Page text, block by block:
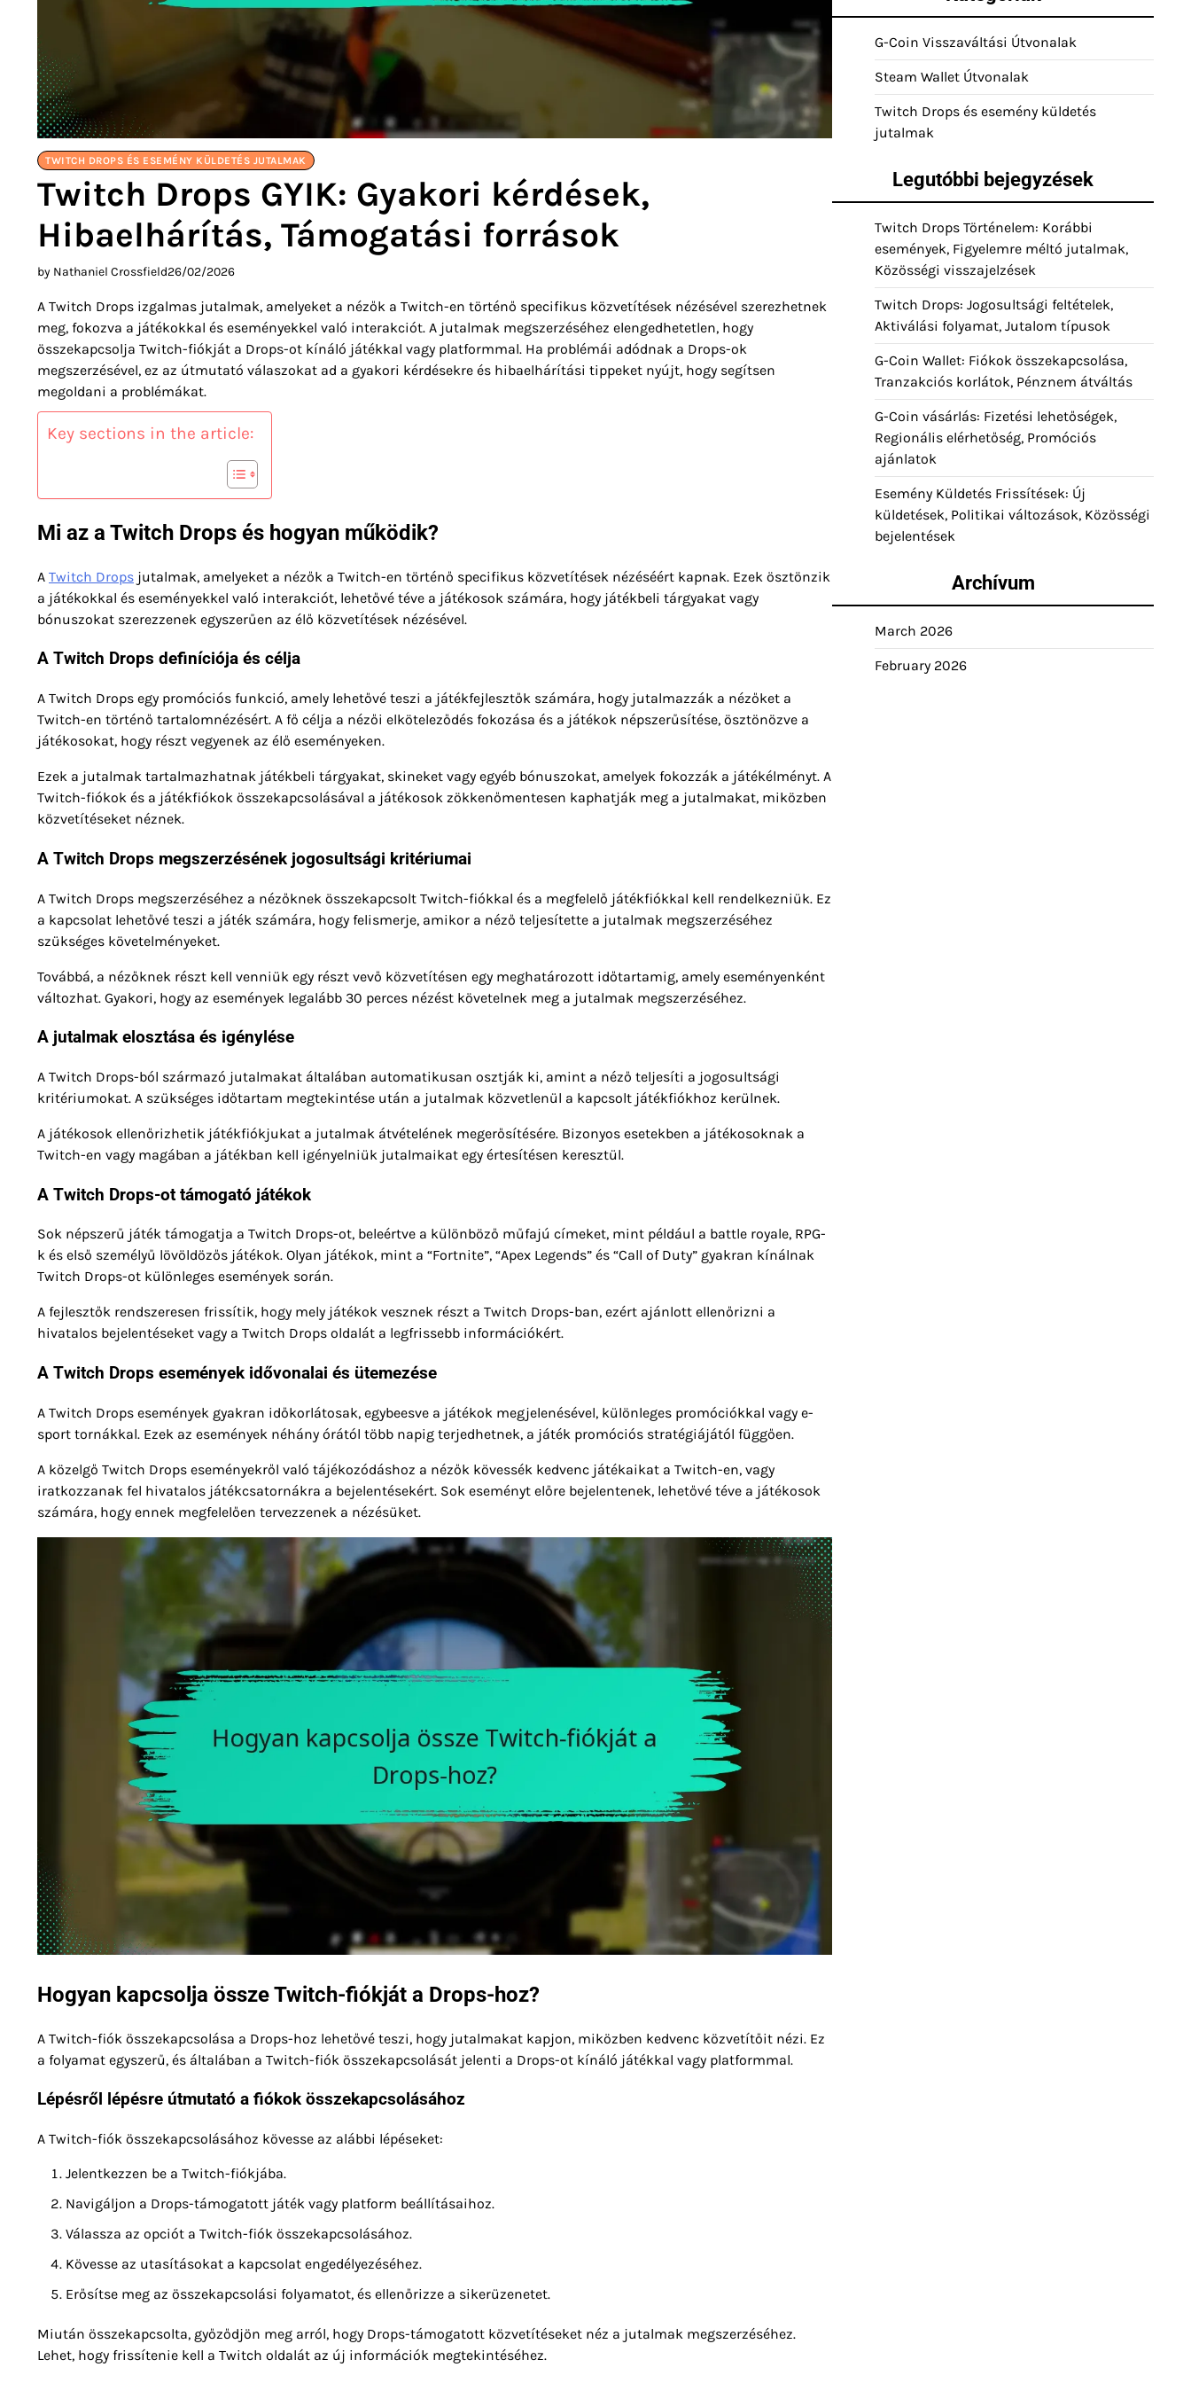
TWITCH DROPS ÉS ESEMÉNY KÜLDETÉS JUTALMAK
Twitch Drops GYIK: Gyakori kérdések,
Hibaelhárítás, Támogatási források
by Nathaniel Crossfield26/02/2026
A Twitch Drops izgalmas jutalmak, amelyeket a nézők a Twitch-en történő specifikus közvetítések nézésével szerezhetnek
meg, fokozva a játékokkal és eseményekkel való interakciót. A jutalmak megszerzéséhez elengedhetetlen, hogy
összekapcsolja Twitch-fiókját a Drops-ot kínáló játékkal vagy platformmal. Ha problémái adódnak a Drops-ok
megszerzésével, ez az útmutató válaszokat ad a gyakori kérdésekre és hibaelhárítási tippeket nyújt, hogy segítsen
megoldani a problémákat.
Key sections in the article:
Mi az a Twitch Drops és hogyan működik?
A Twitch Drops jutalmak, amelyeket a nézők a Twitch-en történő specifikus közvetítések nézéséért kapnak. Ezek ösztönzik
a játékokkal és eseményekkel való interakciót, lehetővé téve a játékosok számára, hogy játékbeli tárgyakat vagy
bónuszokat szerezzenek egyszerűen az élő közvetítések nézésével.
A Twitch Drops definíciója és célja
A Twitch Drops egy promóciós funkció, amely lehetővé teszi a játékfejlesztők számára, hogy jutalmazzák a nézőket a
Twitch-en történő tartalomnézésért. A fő célja a nézői elköteleződés fokozása és a játékok népszerűsítése, ösztönözve a
játékosokat, hogy részt vegyenek az élő eseményeken.
Ezek a jutalmak tartalmazhatnak játékbeli tárgyakat, skineket vagy egyéb bónuszokat, amelyek fokozzák a játékélményt. A
Twitch-fiókok és a játékfiókok összekapcsolásával a játékosok zökkenőmentesen kaphatják meg a jutalmakat, miközben
közvetítéseket néznek.
A Twitch Drops megszerzésének jogosultsági kritériumai
A Twitch Drops megszerzéséhez a nézőknek összekapcsolt Twitch-fiókkal és a megfelelő játékfiókkal kell rendelkezniük. Ez
a kapcsolat lehetővé teszi a játék számára, hogy felismerje, amikor a néző teljesítette a jutalmak megszerzéséhez
szükséges követelményeket.
Továbbá, a nézőknek részt kell venniük egy részt vevő közvetítésen egy meghatározott időtartamig, amely eseményenként
változhat. Gyakori, hogy az események legalább 30 perces nézést követelnek meg a jutalmak megszerzéséhez.
A jutalmak elosztása és igénylése
A Twitch Drops-ból származó jutalmakat általában automatikusan osztják ki, amint a néző teljesíti a jogosultsági
kritériumokat. A szükséges időtartam megtekintése után a jutalmak közvetlenül a kapcsolt játékfiókhoz kerülnek.
A játékosok ellenőrizhetik játékfiókjukat a jutalmak átvételének megerősítésére. Bizonyos esetekben a játékosoknak a
Twitch-en vagy magában a játékban kell igényelniük jutalmaikat egy értesítésen keresztül.
A Twitch Drops-ot támogató játékok
Sok népszerű játék támogatja a Twitch Drops-ot, beleértve a különböző műfajú címeket, mint például a battle royale, RPG-
k és első személyű lövöldözős játékok. Olyan játékok, mint a “Fortnite”, “Apex Legends” és “Call of Duty” gyakran kínálnak
Twitch Drops-ot különleges események során.
A fejlesztők rendszeresen frissítik, hogy mely játékok vesznek részt a Twitch Drops-ban, ezért ajánlott ellenőrizni a
hivatalos bejelentéseket vagy a Twitch Drops oldalát a legfrissebb információkért.
A Twitch Drops események idővonalai és ütemezése
A Twitch Drops események gyakran időkorlátosak, egybeesve a játékok megjelenésével, különleges promóciókkal vagy e-
sport tornákkal. Ezek az események néhány órától több napig terjedhetnek, a játék promóciós stratégiájától függően.
A közelgő Twitch Drops eseményekről való tájékozódáshoz a nézők kövessék kedvenc játékaikat a Twitch-en, vagy
iratkozzanak fel hivatalos játékcsatornákra a bejelentésekért. Sok eseményt előre bejelentenek, lehetővé téve a játékosok
számára, hogy ennek megfelelően tervezzenek a nézésüket.
Hogyan kapcsolja össze Twitch-fiókját a Drops-hoz?
A Twitch-fiók összekapcsolása a Drops-hoz lehetővé teszi, hogy jutalmakat kapjon, miközben kedvenc közvetítőit nézi. Ez
a folyamat egyszerű, és általában a Twitch-fiók összekapcsolását jelenti a Drops-ot kínáló játékkal vagy platformmal.
Lépésről lépésre útmutató a fiókok összekapcsolásához
A Twitch-fiók összekapcsolásához kövesse az alábbi lépéseket:
Jelentkezzen be a Twitch-fiókjába.
Navigáljon a Drops-támogatott játék vagy platform beállításaihoz.
Válassza az opciót a Twitch-fiók összekapcsolásához.
Kövesse az utasításokat a kapcsolat engedélyezéséhez.
Erősítse meg az összekapcsolási folyamatot, és ellenőrizze a sikerüzenetet.
Miután összekapcsolta, győződjön meg arról, hogy Drops-támogatott közvetítéseket néz a jutalmak megszerzéséhez.
Lehet, hogy frissítenie kell a Twitch oldalát az új információk megtekintéséhez.
G-Coin Visszaváltási Útvonalak
Steam Wallet Útvonalak
Twitch Drops és esemény küldetés
jutalmak
Legutóbbi bejegyzések
Twitch Drops Történelem: Korábbi
események, Figyelemre méltó jutalmak,
Közösségi visszajelzések
Twitch Drops: Jogosultsági feltételek,
Aktiválási folyamat, Jutalom típusok
G-Coin Wallet: Fiókok összekapcsolása,
Tranzakciós korlátok, Pénznem átváltás
G-Coin vásárlás: Fizetési lehetőségek,
Regionális elérhetőség, Promóciós
ajánlatok
Esemény Küldetés Frissítések: Új
küldetések, Politikai változások, Közösségi
bejelentések
Archívum
March 2026
February 2026